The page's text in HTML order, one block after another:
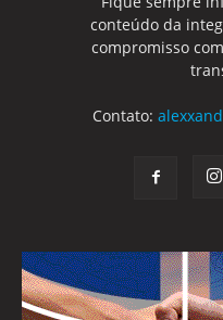
conteúdo da
compromisso
Contato: